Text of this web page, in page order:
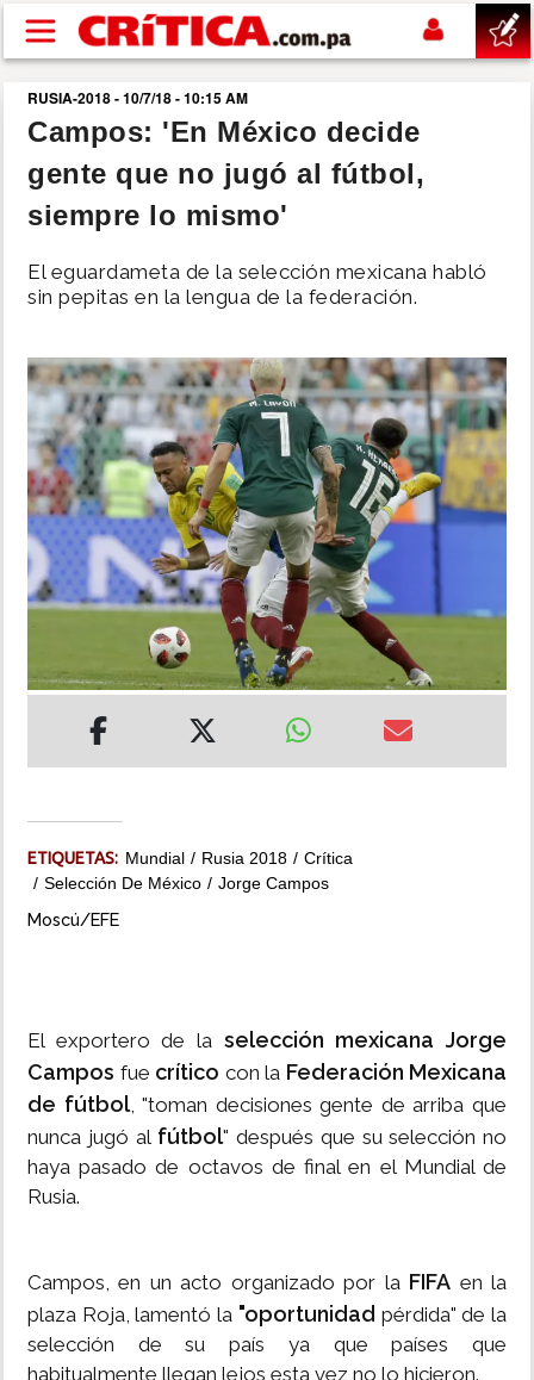
Pasar al contenido principal
buscar
SUCESOS
POLÍTICA
SHOW
DEPORTES
MUNDO
INSÓLITAS
RUSIA-2018 - 10/7/18 - 10:15 AM
Campos: 'En México decide
gente que no jugó al fútbol,
siempre lo mismo'
El eguardameta de la selección mexicana habló
sin pepitas en la lengua de la federación.
ETIQUETAS: Mundial Rusia 2018
Crítica
Selección De México
Jorge Campos
Moscú/EFE
El exportero de la selección mexicana Jorge
Campos fue crítico con la Federación Mexicana
de fútbol, "toman decisiones gente de arriba que
nunca jugó al fútbol" después que su selección no
haya pasado de octavos de final en el Mundial de
Rusia.
Campos, en un acto organizado por la FIFA en la
plaza Roja, lamentó la "oportunidad pérdida" de la
selección de su país ya que países que
habitualmente llegan lejos esta vez no lo hicieron.